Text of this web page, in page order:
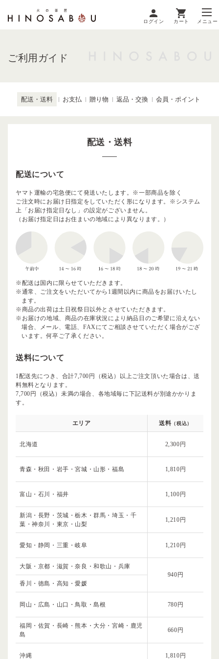
ログイン カート メニュー
ご利用ガイド
配送・送料 お支払 贈り物 返品・交換 会員・ポイント
配送・送料
配送について
ヤマト運輸の宅急便にて発送いたします。※一部商品を除く
ご注文時にお届け日指定をしていただく形になります。※システム
上「お届け指定日なし」の設定がございません。
（お届け指定日はお住まいの地域により異なります。）
※配送は国内に限らせていただきます。
※通常、ご注文をいただいてから1週間以内に商品をお届けいたし
ます。
※商品の出荷は土日祝祭日以外とさせていただきます。
※お届けの地域、商品の在庫状況により納品日のご希望に沿えない
場合、メール、電話、FAXにてご相談させていただく場合がござ
います。何卒ご了承ください。
送料について
1配送先につき、合計7,700円（税込）以上ご注文頂いた場合は、送
料無料となります。
7,700円（税込）未満の場合、各地域毎に下記送料が別途かかりま
す。
エリア 送料 （税込）
北海道 2,300円
青森・秋田・岩手・宮城・山形・福島 1,810円
富山・石川・福井 1,100円
新潟・長野・茨城・栃木・群馬・埼玉・千
葉・神奈川・東京・山梨
1,210円
愛知・静岡・三重・岐阜 1,210円
大阪・京都・滋賀・奈良・和歌山・兵庫
940円
香川・徳島・高知・愛媛
岡山・広島・山口・鳥取・島根 780円
福岡・佐賀・長崎・熊本・大分・宮崎・鹿児
島
660円
沖縄 1,810円